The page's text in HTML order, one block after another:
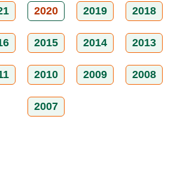
2020 2019 2018
2015 2014 2013
2010 2009 2008
2007